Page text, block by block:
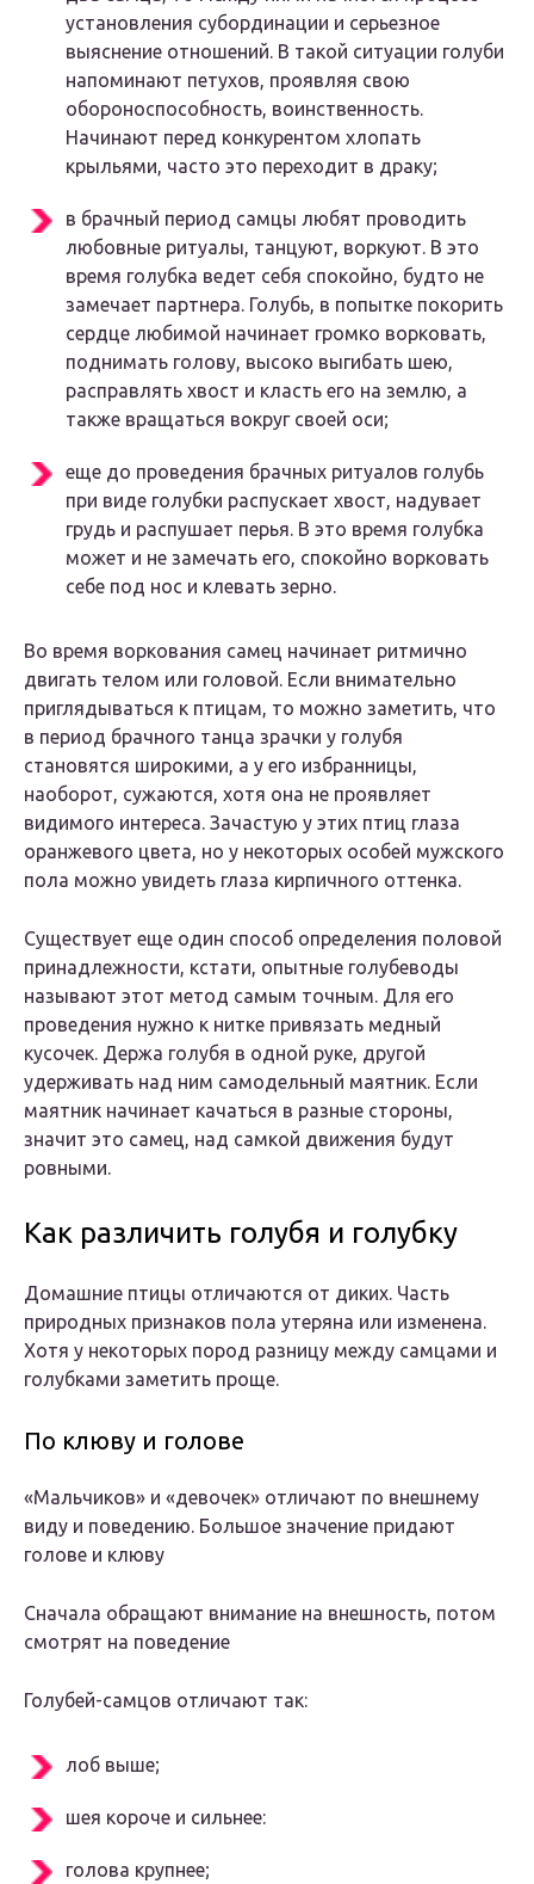
установления субординации и серьезное
выяснение отношений. В такой ситуации голуби
напоминают петухов, проявляя свою
обороноспособность, воинственность.
Начинают перед конкурентом хлопать
крыльями, часто это переходит в драку;
в брачный период самцы любят проводить
любовные ритуалы, танцуют, воркуют. В это
время голубка ведет себя спокойно, будто не
замечает партнера. Голубь, в попытке покорить
сердце любимой начинает громко ворковать,
поднимать голову, высоко выгибать шею,
расправлять хвост и класть его на землю, а
также вращаться вокруг своей оси;
еще до проведения брачных ритуалов голубь
при виде голубки распускает хвост, надувает
грудь и распушает перья. В это время голубка
может и не замечать его, спокойно ворковать
себе под нос и клевать зерно.
Во время воркования самец начинает ритмично
двигать телом или головой. Если внимательно
приглядываться к птицам, то можно заметить, что
в период брачного танца зрачки у голубя
становятся широкими, а у его избранницы,
наоборот, сужаются, хотя она не проявляет
видимого интереса. Зачастую у этих птиц глаза
оранжевого цвета, но у некоторых особей мужского
пола можно увидеть глаза кирпичного оттенка.
Существует еще один способ определения половой
принадлежности, кстати, опытные голубеводы
называют этот метод самым точным. Для его
проведения нужно к нитке привязать медный
кусочек. Держа голубя в одной руке, другой
удерживать над ним самодельный маятник. Если
маятник начинает качаться в разные стороны,
значит это самец, над самкой движения будут
ровными.
Как различить голубя и голубку
Домашние птицы отличаются от диких. Часть
природных признаков пола утеряна или изменена.
Хотя у некоторых пород разницу между самцами и
голубками заметить проще.
По клюву и голове
«Мальчиков» и «девочек» отличают по внешнему
виду и поведению. Большое значение придают
голове и клюву
Сначала обращают внимание на внешность, потом
смотрят на поведение
Голубей-самцов отличают так:
лоб выше;
шея короче и сильнее:
голова крупнее;